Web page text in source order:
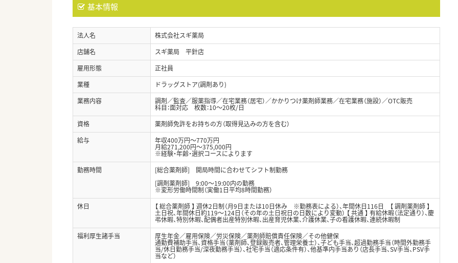
基本情報
法人名
株式会社スギ薬局
店舗名
スギ薬局 平針店
雇用形態
正社員
業種
ドラッグストア(調剤あり)
業務内容
調剤／監査／服薬指導／在宅業務（居宅）／かかりつけ薬剤師業務／在宅業務（施設）／OTC販売
科目：面対応 枚数：10～20枚/日
資格
薬剤師免許をお持ちの方（取得見込みの方を含む）
給与
年収400万円～770万円
月給271,200円～375,000円
※経験・年齢・選択コースによります
勤務時間
[総合薬剤師] 開局時間に合わせてシフト制勤務
[調剤薬剤師] 9:00～19:00内の勤務
※変形労働時間制（実働1日平均8時間勤務）
休日
【 総合薬剤師 】 週休2日制（月9日または10日休み ※勤務表による）、年間休日116日 【 調剤薬剤師 】
土日祝、年間休日約119～124日（その年の土日祝日の日数により変動） 【 共通 】 有給休暇（法定通り）、慶
弔休暇、特別休暇、配偶者出産特別休暇、出産育児休業、介護休業、子の看護休暇、連続休暇制
福利厚生諸手当
厚生年金／雇用保険／労災保険／薬剤師賠償責任保険／その他健保
通勤費補助手当、資格手当（薬剤師、登録販売者、管理栄養士）、子ども手当、超過勤務手当（時間外勤務手
当/休日勤務手当/深夜勤務手当）、社宅手当（適応条件有）、他基準内手当あり（店長手当、SV手当、PSV手
当など）